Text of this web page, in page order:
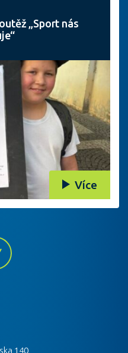
„Sport nás
Více
140